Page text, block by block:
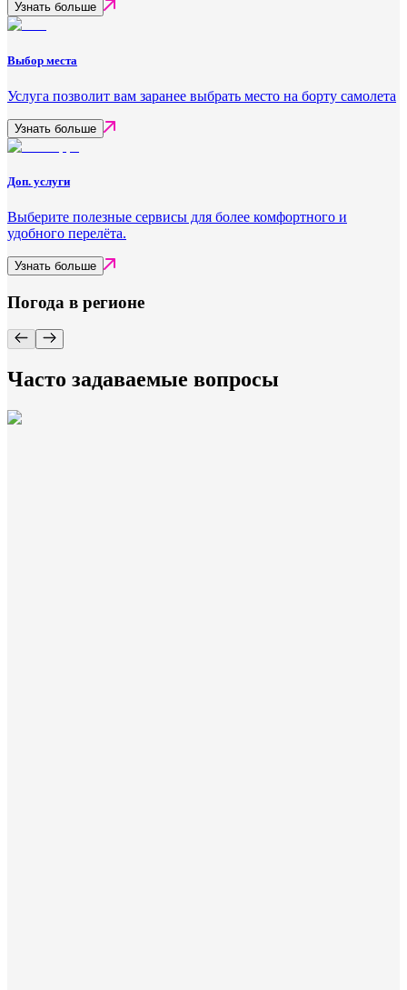
Узнать больше
Выбор места
Услуга позволит вам заранее выбрать место на борту самолета
Узнать больше
Доп. услуги
Выберите полезные сервисы для более комфортного и
удобного перелёта.
Узнать больше
Погода в регионе
Часто задаваемые вопросы